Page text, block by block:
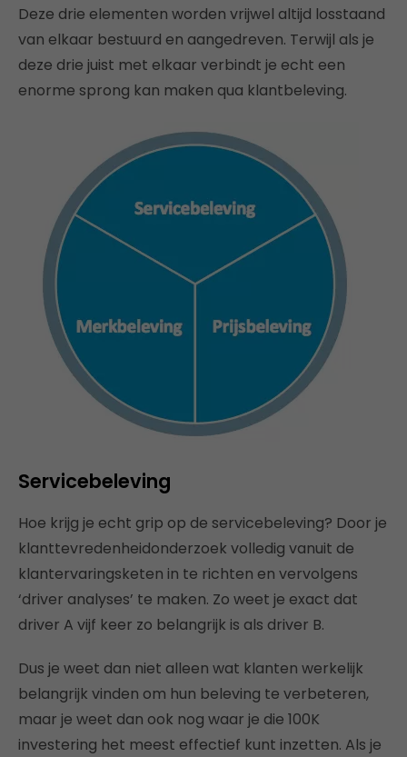
Deze drie elementen worden vrijwel altijd losstaand
van elkaar bestuurd en aangedreven. Terwijl als je
deze drie juist met elkaar verbindt je echt een
enorme sprong kan maken qua klantbeleving.
Servicebeleving
Hoe krijg je echt grip op de servicebeleving? Door je
klanttevredenheidonderzoek volledig vanuit de
klantervaringsketen in te richten en vervolgens
‘driver analyses’ te maken. Zo weet je exact dat
driver A vijf keer zo belangrijk is als driver B.
Dus je weet dan niet alleen wat klanten werkelijk
belangrijk vinden om hun beleving te verbeteren,
maar je weet dan ook nog waar je die 100K
investering het meest effectief kunt inzetten. Als je